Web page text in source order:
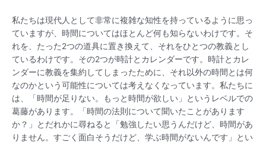
私たちは現代人として非常に複雑な知性を持っているように思っ
ていますが、時間についてはほとんど何も知らないわけです。そ
れを、たった2つの道具に置き換えて、それをひとつの教義とし
ているわけです。その2つが時計とカレンダーです。時計とカレ
ンダーに教義を集約してしまったために、それ以外の時間とは何
なのかという可能性については考えなくなっています。私たちに
は、「時間が足りない。もっと時間が欲しい」というレベルでの
葛藤があります。「時間の法則について聞いたことがあります
か？」とだれかに尋ねると「勉強したい思うんだけど、時間があ
りません。すごく面白そうだけど、学ぶ時間がないんです」とい